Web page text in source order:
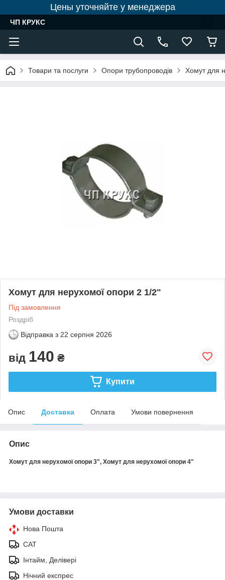
Цены уточняйте у менеджера
ЧП КРУКС
Товари та послуги Опори трубопроводів Хомут для
Хомут для нерухомої опори 2 1/2"
Під замовлення
Роздріб
Відправка з 22 серпня 2026
від 140 ₴
Купити
Опис Доставка Оплата Умови повернення
Опис
Хомут для нерухомої опори 3", Хомут для нерухомої опори 4"
Умови доставки
Нова Пошта
САТ
Інтайм, Делівері
Нічний експрес